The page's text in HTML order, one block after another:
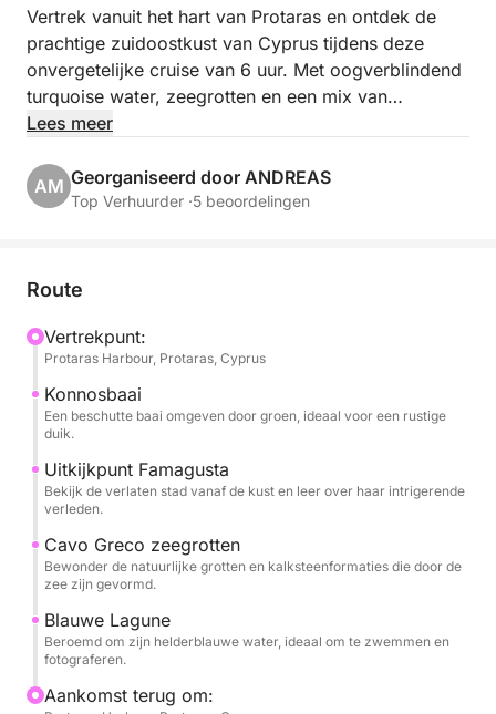
Vertrek vanuit het hart van Protaras en ontdek de
prachtige zuidoostkust van Cyprus tijdens deze
onvergetelijke cruise van 6 uur. Met oogverblindend
turquoise water, zeegrotten en een mix van
historische en natuurlijke schoonheid is deze reis
kust van het eiland. Of u nu wilt ontspannen, de
omgeving wilt verkennen of een duik wilt nemen,
Vertrekkend vanuit Green Bay glijdt u langs
eerste zwemstop is bij de prachtige Konnosbaai, een
met pijnbomen omzoomde baai met kalm, helder
water, perfect voor een verfrissende duik. Geniet
onderweg van een panoramisch uitzicht op de
spookachtige, verlaten skyline van Famagusta, een
stad bevroren in de tijd en doordrenkt van
geschiedenis.
Terwijl de kustlijn transformeert, passeert u de
spectaculaire zeegrotten van Cavo Greco, die op
kalksteenkliffen. Het hoogtepunt van de tour is een
bezoek aan de adembenemende Blue Lagoon, waar
het felblauwe water je uitnodigt voor een tweede,
onvergetelijke duik. Aan boord kun je eten en
Lees meer
AM Georganiseerd door ANDREAS
Top Verhuurder ·5 beoordelingen
Route
Vertrekpunt:
Protaras Harbour, Protaras, Cyprus
Konnosbaai
Een beschutte baai omgeven door groen, ideaal voor een rustige
duik.
Uitkijkpunt Famagusta
Bekijk de verlaten stad vanaf de kust en leer over haar intrigerende
verleden.
Cavo Greco zeegrotten
Bewonder de natuurlijke grotten en kalksteenformaties die door de
zee zijn gevormd.
Blauwe Lagune
Beroemd om zijn helderblauwe water, ideaal om te zwemmen en
fotograferen.
Aankomst terug om: